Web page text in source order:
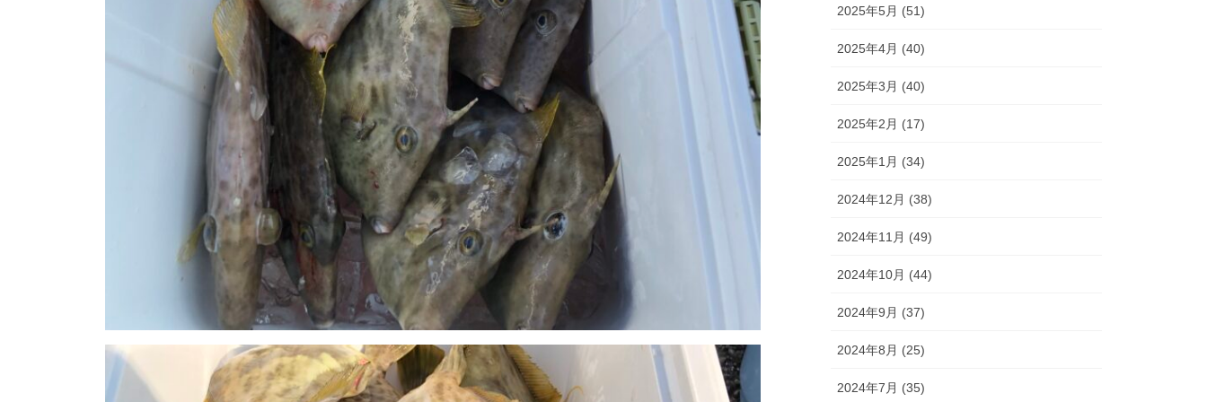
2025年5月 (51)
2025年4月 (40)
2025年3月 (40)
2025年2月 (17)
2025年1月 (34)
2024年12月 (38)
2024年11月 (49)
2024年10月 (44)
2024年9月 (37)
2024年8月 (25)
2024年7月 (35)